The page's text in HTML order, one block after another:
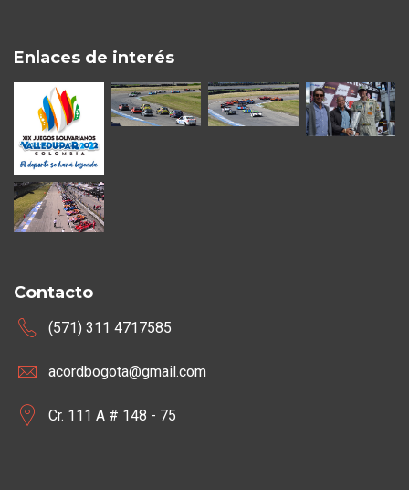
Enlaces de interés
Contacto
(571) 311 4717585
acordbogota@gmail.com
Cr. 111 A # 148 - 75